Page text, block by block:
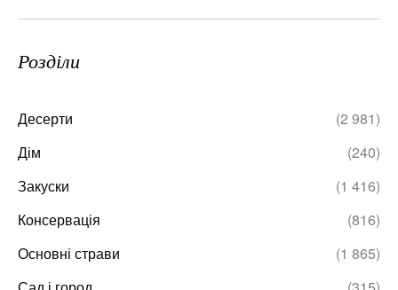
Розділи
Десерти
(2 981)
Дім
(240)
Закуски
(1 416)
Консервація
(816)
Основні страви
(1 865)